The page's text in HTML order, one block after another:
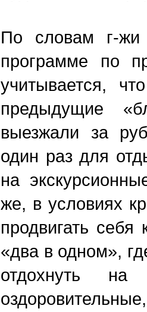
По словам г-жи
программе по
учитывается,
предыдущие
выезжали за
один раз для
на
же, в условиях
продвигать
«два в одном»,
отдохнуть